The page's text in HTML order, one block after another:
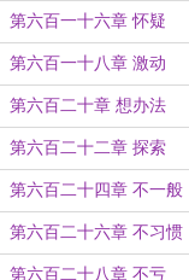
第六百一十六章 怀疑
第六百一十八章 激动
第六百二十章 想办法
第六百二十二章 探索
第六百二十四章 不一般
第六百二十六章 不习惯
第六百二十八章 不亏